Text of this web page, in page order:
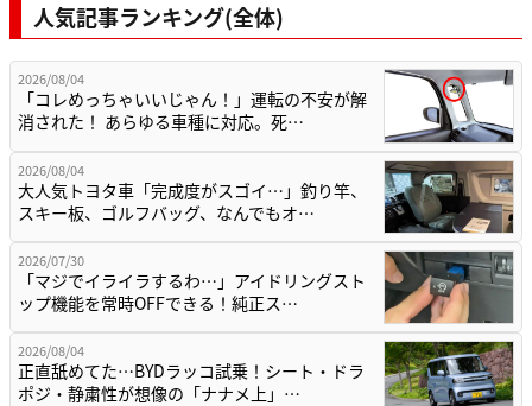
人気記事ランキング(全体)
2026/08/04
「コレめっちゃいいじゃん！」運転の不安が解
消された！ あらゆる車種に対応。死…
2026/08/04
大人気トヨタ車「完成度がスゴイ…」釣り竿、
スキー板、ゴルフバッグ、なんでもオ…
2026/07/30
「マジでイライラするわ…」アイドリングスト
ップ機能を常時OFFできる！純正ス…
2026/08/04
正直舐めてた…BYDラッコ試乗！シート・ドラ
ポジ・静粛性が想像の「ナナメ上」…